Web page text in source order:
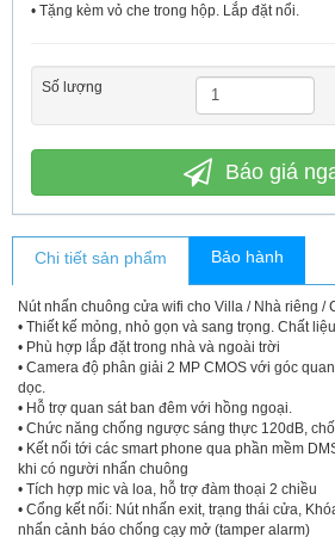
• Tặng kèm vỏ che trong hộp. Lắp đặt nổi.
Số lượng
Báo giá
Chi tiết sản phẩm Bảo hành
Nút nhấn chuông cửa wifi cho Villa / Nhà riêng /
• Thiết kế mỏng, nhỏ gọn và sang trọng. Chất
• Phù hợp lắp đặt trong nhà và ngoài trời
• Camera độ phân giải 2 MP CMOS với góc
dọc.
• Hỗ trợ quan sát ban đêm với hồng ngoại.
• Chức năng chống ngược sáng thực 120dB,
• Kết nối tới các smart phone qua phần mềm
khi có người nhấn chuông
• Tích hợp mic và loa, hỗ trợ đàm thoại 2 chiều
• Cổng kết nối: Nút nhấn exit, trạng thái cửa,
nhấn cảnh báo chống cạy mở (tamper alarm)